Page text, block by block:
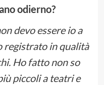
odierno?
devo essere io a
registrato in qualità
Ho fatto non so
piccoli a teatri e